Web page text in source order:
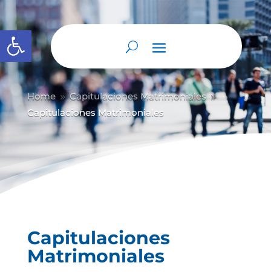
Abrir barra de herramientas
Home 9 Capitulaciones Matrimoniales 9
Capitulaciones Matrimoniales
Capitulaciones
Matrimoniales